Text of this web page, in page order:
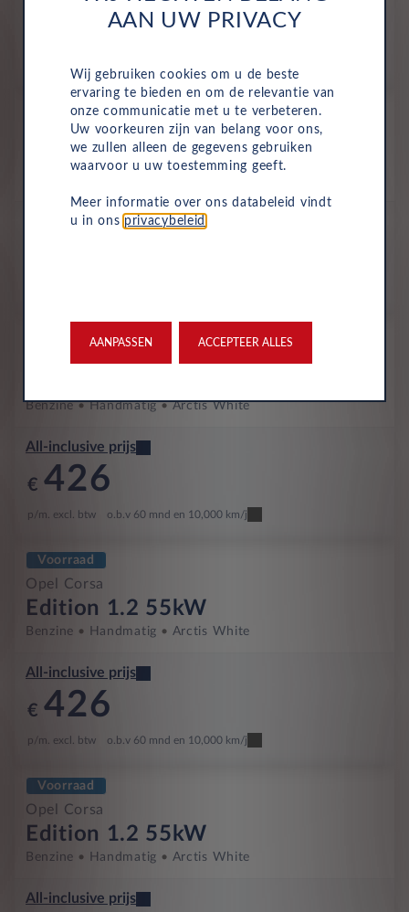
426
Voorraad
Opel Corsa
Edition 1.2 55kW
All-inclusive prijs
Benzine Handmatig Arctis White
All-inclusive prijs
€ 426
p/m. excl. btw o.b.v 60 mnd en 10,000 km/j
Voorraad
Opel Corsa
Edition 1.2 55kW
Benzine Handmatig Arctis White
All-inclusive prijs
€ 426
p/m. excl. btw o.b.v 60 mnd en 10,000 km/j
Voorraad
Opel Corsa
Edition 1.2 55kW
Benzine Handmatig Arctis White
All-inclusive prijs
AAN UW PRIVACY
Wij gebruiken cookies om u de beste
ervaring te bieden en om de relevantie van
onze communicatie met u te verbeteren.
Uw voorkeuren zijn van belang voor ons,
we zullen alleen de gegevens gebruiken
waarvoor u uw toestemming geeft.
Meer informatie over ons databeleid vindt
u in ons privacybeleid
AANPASSEN ACCEPTEER ALLES